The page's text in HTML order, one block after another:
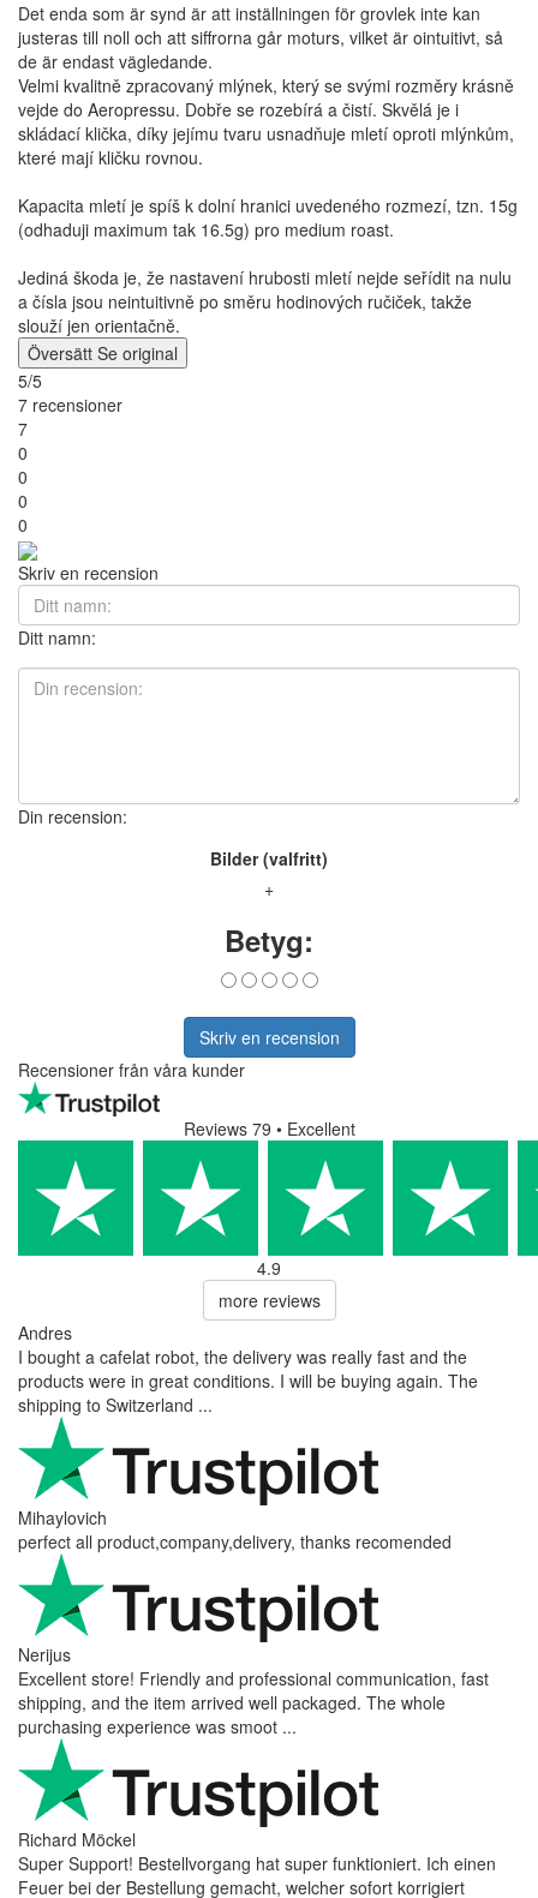
Det enda som är synd är att inställningen för grovlek inte kan
justeras till noll och att siffrorna går moturs, vilket är ointuitivt, så
de är endast vägledande.
Velmi kvalitně zpracovaný mlýnek, který se svými rozměry krásně
vejde do Aeropressu. Dobře se rozebírá a čistí. Skvělá je i
skládací klička, díky jejímu tvaru usnadňuje mletí oproti mlýnkům,
které mají kličku rovnou.
Kapacita mletí je spíš k dolní hranici uvedeného rozmezí, tzn. 15g
(odhaduji maximum tak 16.5g) pro medium roast.
Jediná škoda je, že nastavení hrubosti mletí nejde seřídit na nulu
a čísla jsou neintuitivně po směru hodinových ručiček, takže
slouží jen orientačně.
Översätt Se original
5/5
7 recensioner
7
0
0
0
0
Skriv en recension
Ditt namn:
Din recension:
Bilder (valfritt)
+
Betyg:
Skriv en recension
Recensioner från våra kunder
Reviews 79 • Excellent
4.9
more reviews
Andres
I bought a cafelat robot, the delivery was really fast and the
products were in great conditions. I will be buying again. The
shipping to Switzerland ...
Mihaylovich
perfect all product,company,delivery, thanks recomended
Nerijus
Excellent store! Friendly and professional communication, fast
shipping, and the item arrived well packaged. The whole
purchasing experience was smoot ...
Richard Möckel
Super Support! Bestellvorgang hat super funktioniert. Ich einen
Feuer bei der Bestellung gemacht, welcher sofort korrigiert